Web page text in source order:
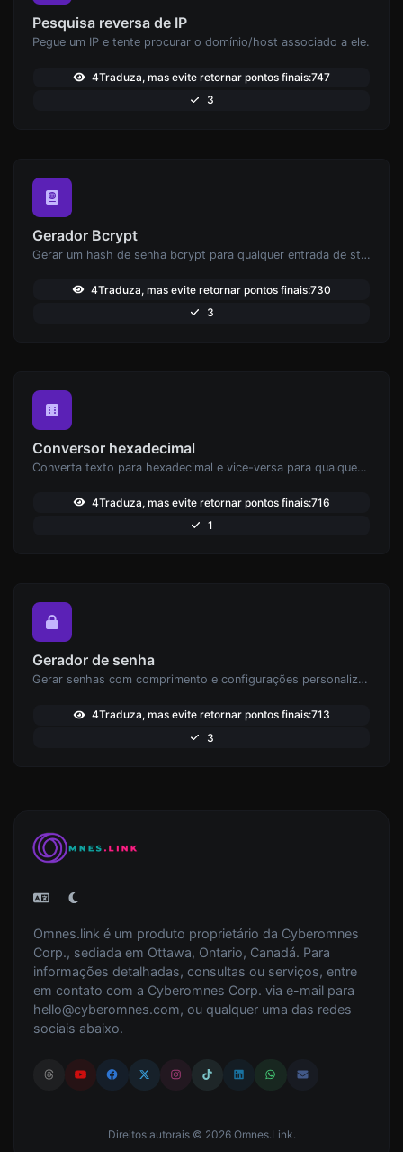
Pesquisa reversa de IP
Pegue um IP e tente procurar o domínio/host associado a ele.
4Traduza, mas evite retornar pontos finais:747
3
Gerador Bcrypt
Gerar um hash de senha bcrypt para qualquer entrada de string.
4Traduza, mas evite retornar pontos finais:730
3
Conversor hexadecimal
Converta texto para hexadecimal e vice-versa para qualquer entrada de string.
4Traduza, mas evite retornar pontos finais:716
1
Gerador de senha
Gerar senhas com comprimento e configurações personalizadas.
4Traduza, mas evite retornar pontos finais:713
3
Omnes.link é um produto proprietário da Cyberomnes
Corp., sediada em Ottawa, Ontario, Canadá. Para
informações detalhadas, consultas ou serviços, entre
em contato com a Cyberomnes Corp. via e-mail para
hello@cyberomnes.com, ou qualquer uma das redes
sociais abaixo.
Direitos autorais © 2026 Omnes.Link.